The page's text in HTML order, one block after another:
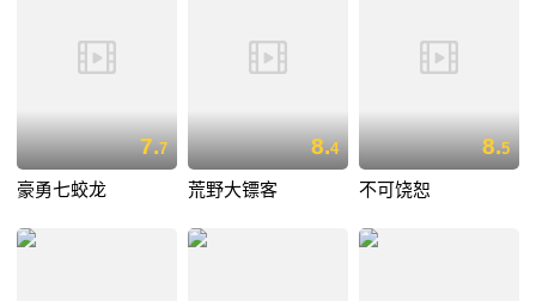
7.7
豪勇七蛟龙
8.4
荒野大镖客
8.5
不可饶恕